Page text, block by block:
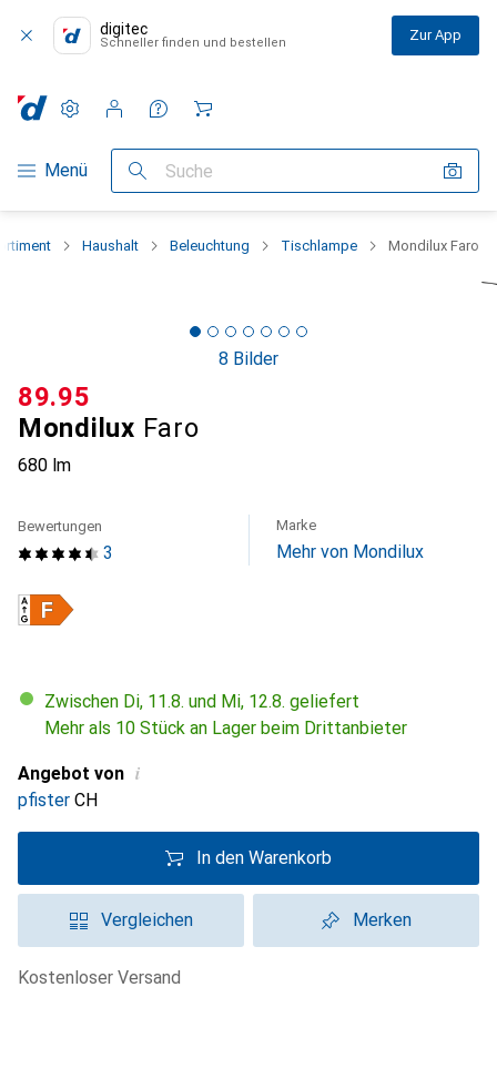
digitec
Schneller finden und bestellen Zur App
Navigation nach Kategorien
Menü Suche
Einstellungen
Kundenkonto
Vergleichslisten
Merklisten
Warenkorb
Haushalt Beleuchtung Tischlampe Mondilux Faro
8 Bilder
Mondilux Faro
680 lm
CHF
89.95
3
Bewertungen Marke
Mehr von Mondilux
Zwischen Di, 11.8. und Mi, 12.8. geliefert
Mehr als 10 Stück an Lager beim Drittanbieter
Angebot von i
pfister CH
In den Warenkorb
Vergleichen Merken
kostenloser Versand